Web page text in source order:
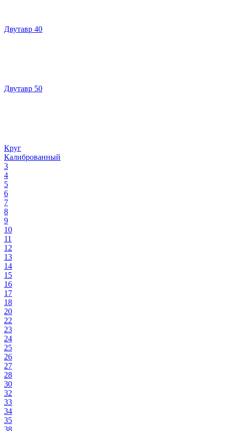
Двутавр 40
Двутавр 50
Круг
Калиброванный
3
4
5
6
7
8
9
10
11
12
13
14
15
16
17
18
20
22
23
24
25
26
27
28
30
32
33
34
35
38